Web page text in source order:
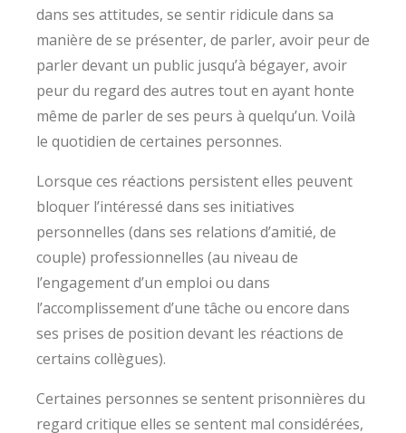
dans ses attitudes, se sentir ridicule dans sa
manière de se présenter, de parler, avoir peur de
parler devant un public jusqu’à bégayer, avoir
peur du regard des autres tout en ayant honte
même de parler de ses peurs à quelqu’un. Voilà
le quotidien de certaines personnes.
Lorsque ces réactions persistent elles peuvent
bloquer l’intéressé dans ses initiatives
personnelles (dans ses relations d’amitié, de
couple) professionnelles (au niveau de
l’engagement d’un emploi ou dans
l’accomplissement d’une tâche ou encore dans
ses prises de position devant les réactions de
certains collègues).
Certaines personnes se sentent prisonnières du
regard critique elles se sentent mal considérées,